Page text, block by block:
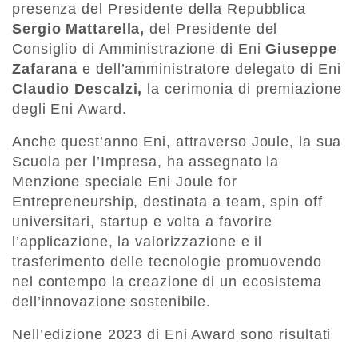
presenza del Presidente della Repubblica
Sergio Mattarella, del Presidente del
Consiglio di Amministrazione di EniGiuseppe
Zafarana e dell’amministratore delegato di Eni
Claudio Descalzi,
la cerimonia di premiazione
degli Eni Award.
Anche quest’anno Eni, attraverso Joule, la sua
Scuola per l’Impresa, ha assegnato la
Menzione speciale Eni Joule for
Entrepreneurship, destinata a team, spin off
universitari, startup e volta a favorire
l’applicazione, la valorizzazione e il
trasferimento delle tecnologie promuovendo
nel contempo la creazione di un ecosistema
dell’innovazione sostenibile.
Nell’edizione 2023 di Eni Award sono risultati